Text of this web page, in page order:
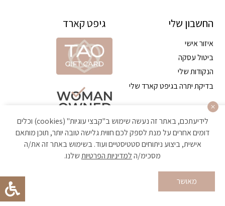
החשבון שלי
איזור אישי
ביטול עסקה
הנקודות שלי
בדיקת יתרה בגיפט קארד שלי
גיפט קארד
הקניה באתר מאובטחת ועומדת בתקן האבטחה הגבוה ביותר
לידיעתכם, באתר זה נעשה שימוש ב"קבצי עוגיות" (cookies) וכלים
דומים אחרים על מנת לספק לכם חווית גלישה טובה יותר, תוכן מותאם
אישית, ביצוע ניתוחים סטטיסטיים ועוד. בשימוש באתר זה את/ה
מסכימ/הלמדיניות הפרטיותשלנו.
מאושר